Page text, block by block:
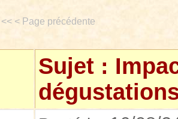
<< < Page précédente
Sujet :